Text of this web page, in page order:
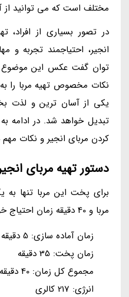
مختلف است که می توانید از
در تصور بسیاری از افراد،
انجیر، احتیاجمند تجربه و
توان گفت عکس این
نکات مخصوص تهیه مربا را
یکی از آسان ترین و لذت
تبدیل خواهد شد. در
کردن مربای انجیر و نکات
دستور تهیه مربای
برای پخت این مربا تنها به
مربا و 40 دقیقه زمان احتیاج خواهید داشت.
زمان آماده سازی: 5 دقیقه
زمان پخت: 35 دقیقه
مجموع کل زمان: 40 دقیقه
انرژی: 217 کالری